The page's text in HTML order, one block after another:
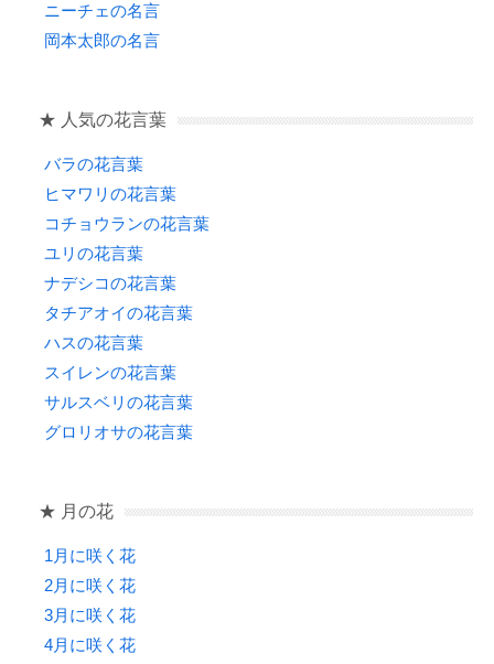
ニーチェの名言
岡本太郎の名言
★ 人気の花言葉
バラの花言葉
ヒマワリの花言葉
コチョウランの花言葉
ユリの花言葉
ナデシコの花言葉
タチアオイの花言葉
ハスの花言葉
スイレンの花言葉
サルスベリの花言葉
グロリオサの花言葉
★ 月の花
1月に咲く花
2月に咲く花
3月に咲く花
4月に咲く花